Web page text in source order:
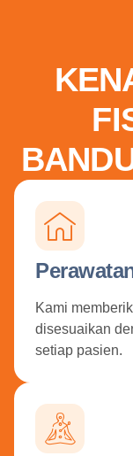
Kami
disesuaikan
setiap pasien.